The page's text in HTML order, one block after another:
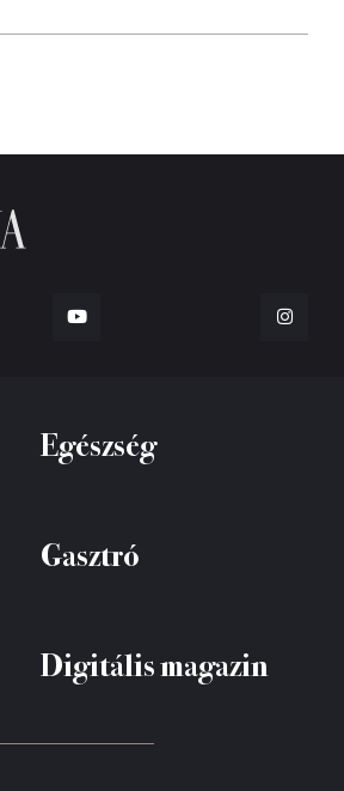
Egészség
Gasztró
Digitális magazin